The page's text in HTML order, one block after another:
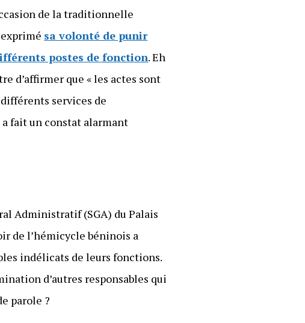
de la traditionnelle
sa volonté de punir
postes de fonction. Eh
d’affirmer que « les actes sont
services de
fait un constat alarmant
Administratif (SGA) du Palais
de l’hémicycle béninois a
indélicats de leurs fonctions.
d’autres responsables qui
parole ?